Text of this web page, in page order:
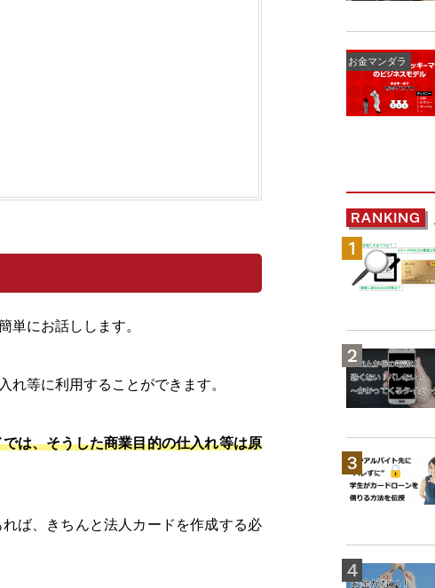
単にお話しします。
れ等に利用することができます。
は、そうした商業目的の仕入れ等は原
ば、きちんと法人カードを作成する必
お金マンダラ
RANKING